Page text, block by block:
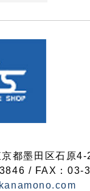
都墨田区石原4-
/ FAX：03-